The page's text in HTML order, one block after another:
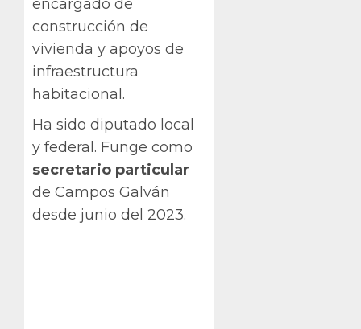
encargado de
construcción de
vivienda y apoyos de
infraestructura
habitacional.
Ha sido diputado local
y federal. Funge como
secretario particular
de Campos Galván
desde junio del 2023.